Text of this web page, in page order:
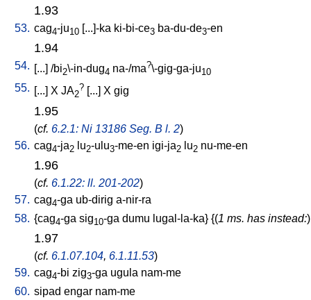
1.93
53. cag4-ju10 [...]-ka ki-bi-ce3 ba-du-de3-en
1.94
54. [...] /bi2\-in-dug4 na-/ma?\-gig-ga-ju10
55. [...] X JA2
? [...] X gig
1.95
(cf. 6.2.1: Ni 13186 Seg. B l. 2)
56. cag4-ja2 lu2-ulu3-me-en igi-ja2 lu2 nu-me-en
1.96
(cf. 6.1.22: ll. 201-202)
57. cag4-ga ub-dirig a-nir-ra
58. {cag4-ga sig10-ga dumu lugal-la-ka} {(1 ms. has instead:
1.97
(cf. 6.1.07.104, 6.1.11.53)
59. cag4-bi zig3-ga ugula nam-me
60. sipad engar nam-me